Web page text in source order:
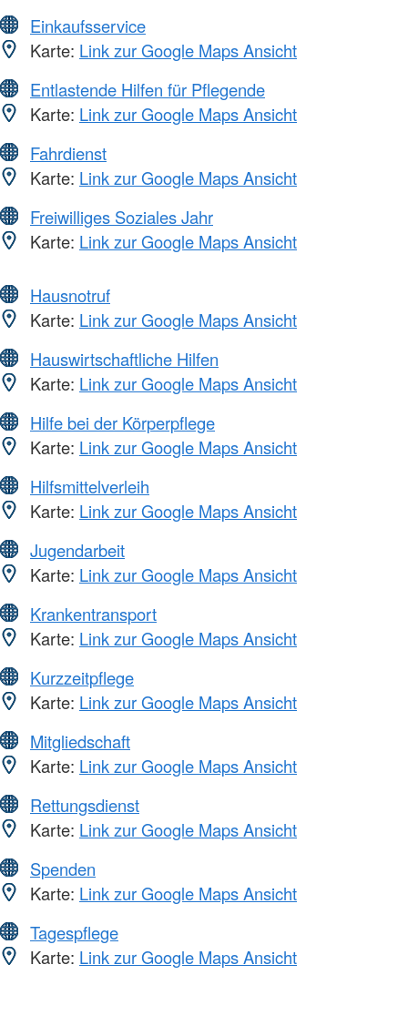
Einkaufsservice
Karte: Link zur Google Maps Ansicht
Entlastende Hilfen für Pflegende
Karte: Link zur Google Maps Ansicht
Fahrdienst
Karte: Link zur Google Maps Ansicht
Freiwilliges Soziales Jahr
Karte: Link zur Google Maps Ansicht
Hausnotruf
Karte: Link zur Google Maps Ansicht
Hauswirtschaftliche Hilfen
Karte: Link zur Google Maps Ansicht
Hilfe bei der Körperpflege
Karte: Link zur Google Maps Ansicht
Hilfsmittelverleih
Karte: Link zur Google Maps Ansicht
Jugendarbeit
Karte: Link zur Google Maps Ansicht
Krankentransport
Karte: Link zur Google Maps Ansicht
Kurzzeitpflege
Karte: Link zur Google Maps Ansicht
Mitgliedschaft
Karte: Link zur Google Maps Ansicht
Rettungsdienst
Karte: Link zur Google Maps Ansicht
Spenden
Karte: Link zur Google Maps Ansicht
Tagespflege
Karte: Link zur Google Maps Ansicht